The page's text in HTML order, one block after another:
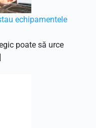
echipamentele
poate să urce